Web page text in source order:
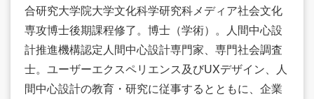
合研究大学院大学文化科学研究科メディア社会文化
専攻博士後期課程修了。博士（学術）。人間中心設
計推進機構認定人間中心設計専門家、専門社会調査
士。ユーザーエクスペリエンス及びUXデザイン、人
間中心設計の教育・研究に従事するとともに、企業